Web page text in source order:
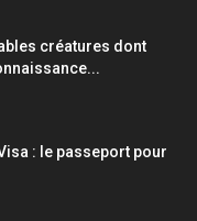
créatures dont
: le passeport pour